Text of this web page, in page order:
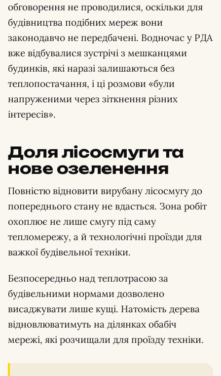
обговорення не проводилися, оскільки для
будівництва подібних мереж вони
законодавчо не передбачені. Водночас у РДА
вже відбувалися зустрічі з мешканцями
будинків, які наразі залишаються без
теплопостачання, і ці розмови «були
напруженими через зіткнення різних
інтересів».
Доля лісосмуги та
нове озеленення
Повністю відновити вирубану лісосмугу до
попереднього стану не вдасться. Зона робіт
охоплює не лише смугу під саму
тепломережу, а й технологічні проїзди для
важкої будівельної техніки.
Безпосередньо над теплотрасою за
будівельними нормами дозволено
висаджувати лише кущі. Натомість дерева
відновлюватимуть на ділянках обабіч
мережі, які розчищали для проїзду техніки.